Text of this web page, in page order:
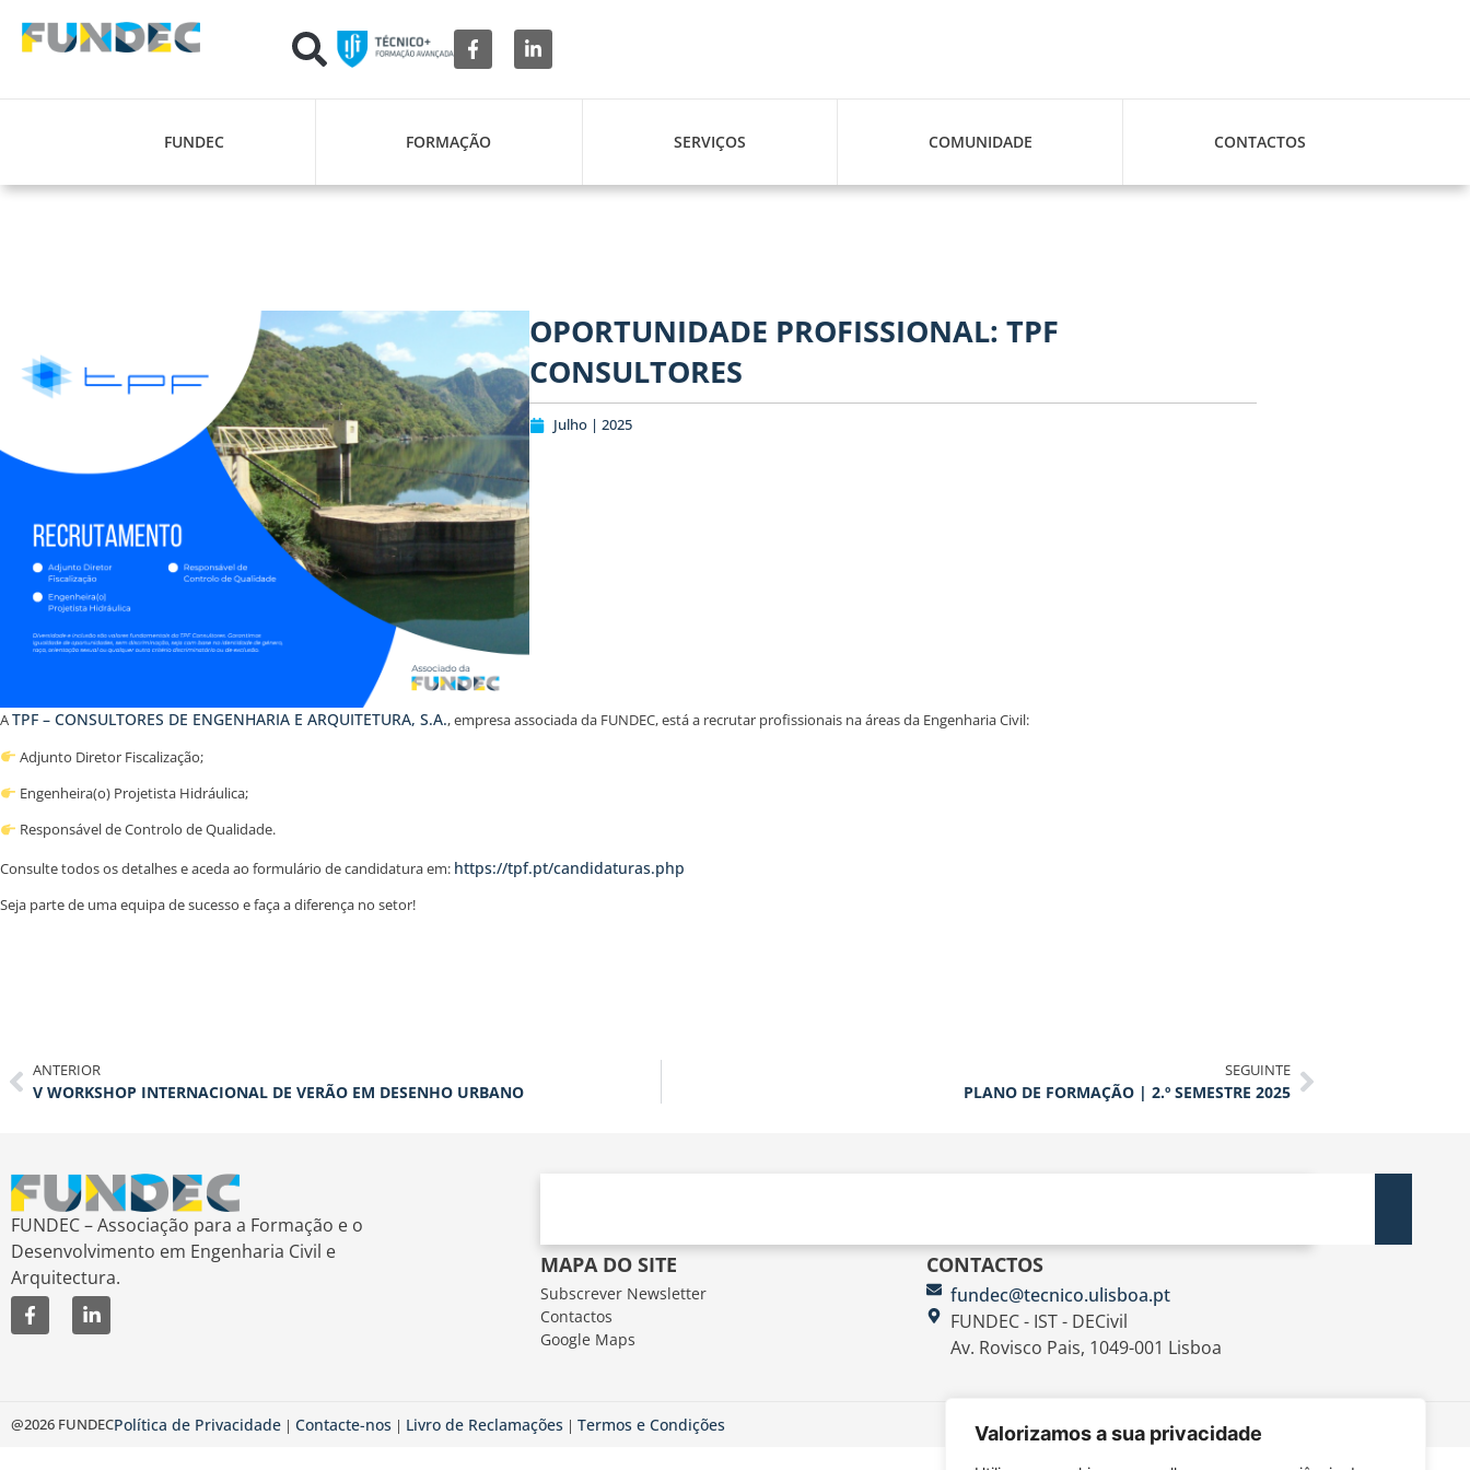
Valorizamos a sua privacidade
FUNDEC FORMAÇÃO SERVIÇOS COMUNIDADE CONTACTOS
OPORTUNIDADE PROFISSIONAL: TPF
CONSULTORES
Julho | 2025
ATPF – CONSULTORES DE ENGENHARIA E ARQUITETURA, S.A., empresa associada da FUNDEC, está a recrutar profissionais na áreas da Engenharia Civil:
Adjunto Diretor Fiscalização;
Engenheira(o) Projetista Hidráulica;
Responsável de Controlo de Qualidade.
Consulte todos os detalhes e aceda ao formulário de candidatura em: https://tpf.pt/candidaturas.php
Seja parte de uma equipa de sucesso e faça a diferença no setor!
ANTERIOR
V WORKSHOP INTERNACIONAL DE VERÃO EM DESENHO URBANO
SEGUINTE
PLANO DE FORMAÇÃO | 2.º SEMESTRE 2025
FUNDEC – Associação para a Formação e o
Desenvolvimento em Engenharia Civil e
Arquitectura.
MAPA DO SITE
Subscrever Newsletter
Contactos
Google Maps
CONTACTOS
fundec@tecnico.ulisboa.pt
FUNDEC - IST - DECivil
Av. Rovisco Pais, 1049-001 Lisboa
@2026 FUNDECPolítica de Privacidade | Contacte-nos | Livro de Reclamações | Termos e Condições